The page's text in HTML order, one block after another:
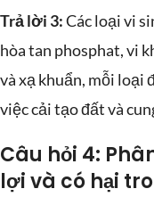
Trả lời 3:Các loại vi
hòa tan phosphat, vi
và xạ khuẩn, mỗi loại
việc cải tạo đất và
Câu hỏi 4:
lợi và có hại